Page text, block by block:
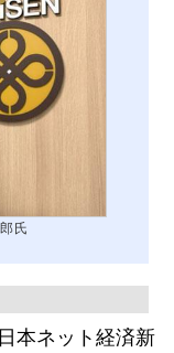
氏
本ネット経済新